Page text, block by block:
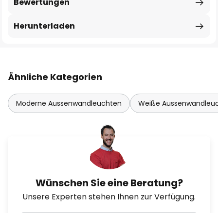
Herunterladen
Ähnliche Kategorien
Moderne Aussenwandleuchten Weiße
Wünschen Sie eine Beratung?
Unsere Experten stehen Ihnen zur Verfügung.